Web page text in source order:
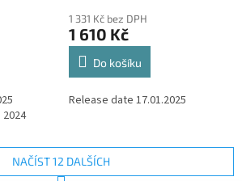
1 331 Kč bez DPH
1 610 Kč
Do košíku
Release date 17.01.2025
NAČÍST 12 DALŠÍCH